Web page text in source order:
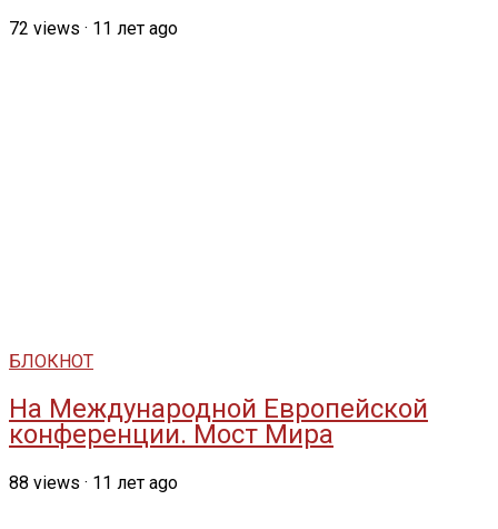
72 views · 11 лет ago
БЛОКНОТ
На Международной Европейской
конференции. Мост Мира
88 views · 11 лет ago